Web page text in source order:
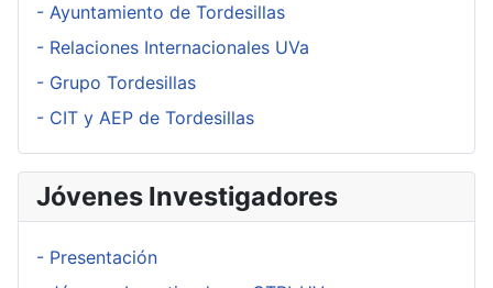
- Ayuntamiento de Tordesillas
- Relaciones Internacionales UVa
- Grupo Tordesillas
- CIT y AEP de Tordesillas
Jóvenes Investigadores
- Presentación